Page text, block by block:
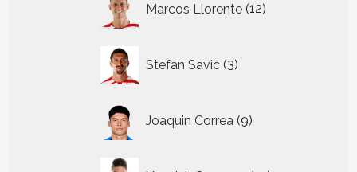
Marcos Llorente 12
producten
Stefan Savic 3
producten
Joaquin Correa 9
producten